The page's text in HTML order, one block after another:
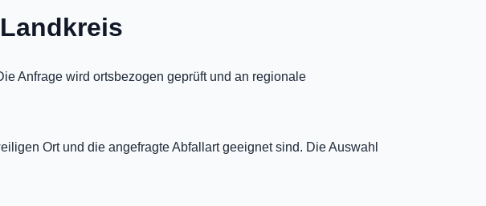
Anfrage wird ortsbezogen geprüft und an regionale
Ort und die angefragte Abfallart geeignet sind. Die Auswahl